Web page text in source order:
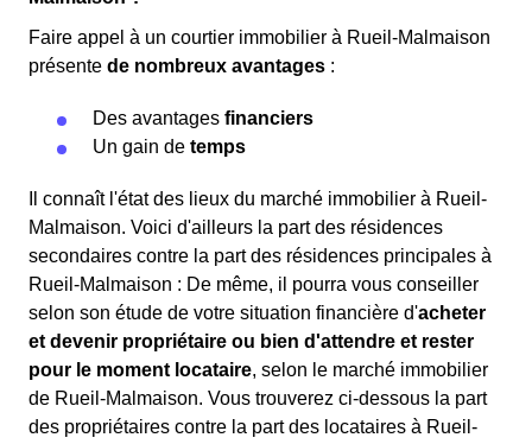
Faire appel à un courtier immobilier à Rueil-Malmaison
présente de nombreux avantages :
Des avantages financiers
Un gain de temps
Il connaît l'état des lieux du marché immobilier à Rueil-
Malmaison. Voici d'ailleurs la part des résidences
secondaires contre la part des résidences principales à
Rueil-Malmaison : De même, il pourra vous conseiller
selon son étude de votre situation financière d'acheter
et devenir propriétaire ou bien d'attendre et rester
pour le moment locataire, selon le marché immobilier
de Rueil-Malmaison. Vous trouverez ci-dessous la part
des propriétaires contre la part des locataires à Rueil-